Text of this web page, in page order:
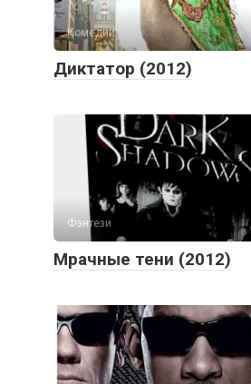
Комедии
Диктатор (2012)
Фэнтези
Мрачные тени (2012)